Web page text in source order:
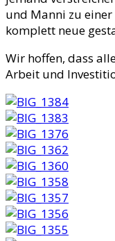
und Manni zu
komplett neue
Wir hoffen, dass
Arbeit und